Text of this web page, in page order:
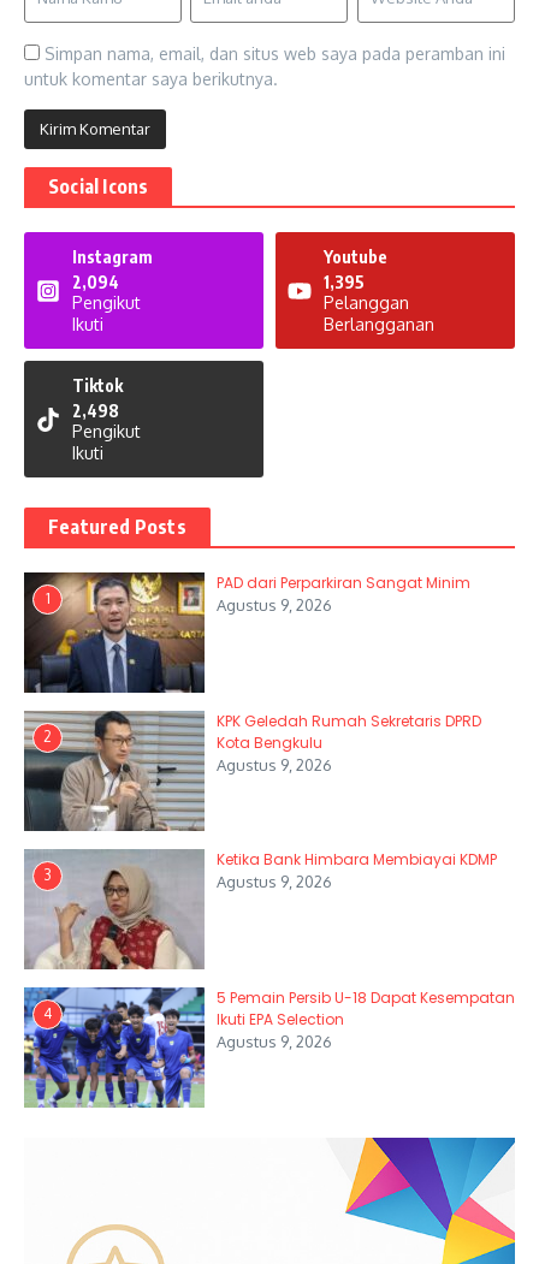
Simpan nama, email, dan situs web saya pada peramban ini
untuk komentar saya berikutnya.
Social Icons
Instagram
2,094
Pengikut
Ikuti
Youtube
1,395
Pelanggan
Berlangganan
Tiktok
2,498
Pengikut
Ikuti
Featured Posts
1
PAD dari Perparkiran Sangat Minim
Agustus 9, 2026
2
KPK Geledah Rumah Sekretaris DPRD
Kota Bengkulu
Agustus 9, 2026
3
Ketika Bank Himbara Membiayai KDMP
Agustus 9, 2026
4
5 Pemain Persib U-18 Dapat Kesempatan
Ikuti EPA Selection
Agustus 9, 2026